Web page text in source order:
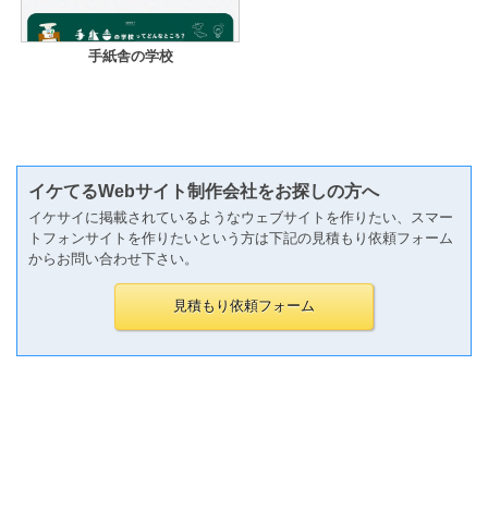
手紙舎の学校
イケてるWebサイト制作会社をお探しの方へ
イケサイに掲載されているようなウェブサイトを作りたい、スマー
トフォンサイトを作りたいという方は下記の見積もり依頼フォーム
からお問い合わせ下さい。